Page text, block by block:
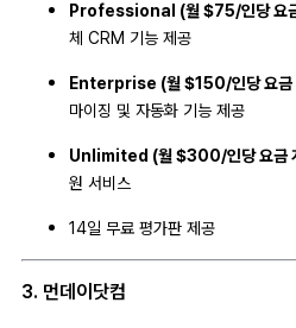
Professional (월 $75/인당 요
체 CRM 기능 제공
Enterprise (월 $150/인당 요금
마이징 및 자동화 기능 제공
Unlimited (월 $300/인당 요금
원 서비스
14일 무료 평가판 제공
3. 먼데이닷컴